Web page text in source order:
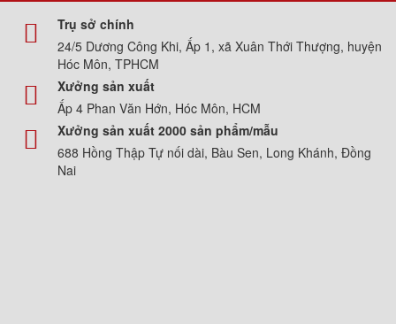
Trụ sở chính
24/5 Dương Công Khi, Ấp 1, xã Xuân Thới Thượng, huyện
Hóc Môn, TPHCM
Xưởng sản xuất
Ấp 4 Phan Văn Hớn, Hóc Môn, HCM
Xưởng sản xuất 2000 sản phẩm/mẫu
688 Hồng Thập Tự nối dài, Bàu Sen, Long Khánh, Đồng
Nai